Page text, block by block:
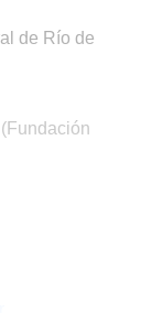
de Río de